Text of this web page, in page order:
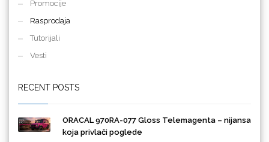
Promocije
Rasprodaja
Tutorijali
Vesti
RECENT POSTS
ORACAL 970RA-077 Gloss Telemagenta – nijansa
koja privlači poglede